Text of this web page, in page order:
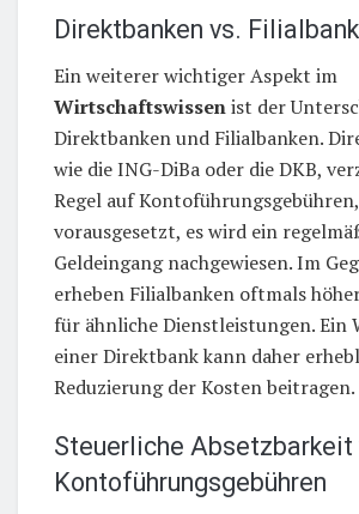
Direktbanken vs.
Ein weiterer wichtiger Aspekt im
Wirtschaftswissenist der
Direktbanken und Filialbanken.
wie die ING-DiBa oder die DKB,
Regel auf Kontoführungsgebühren,
vorausgesetzt, es wird ein
Geldeingang nachgewiesen. Im
erheben Filialbanken oftmals
für ähnliche Dienstleistungen. Ein
einer Direktbank kann daher
Reduzierung der Kosten beitragen.
Steuerliche Absetzbarkeit
Kontoführungsgebühren